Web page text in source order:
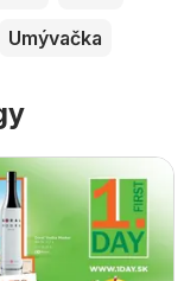
Umývačka